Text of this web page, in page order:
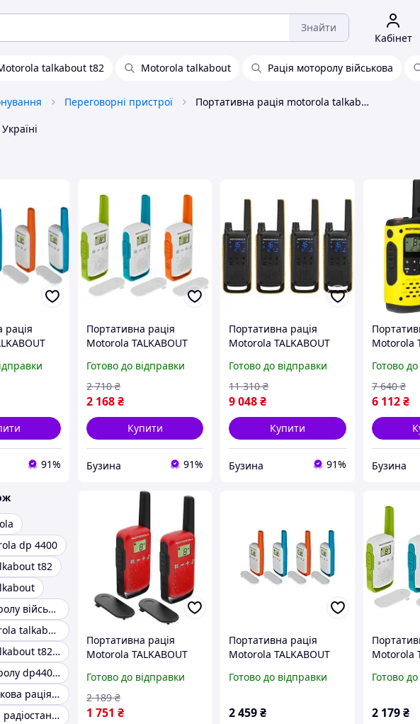
Знайти
Кабінет
talkabout t82 Motorola talkabout Рація моторолу військова
Переговорні пристрої Портативна рація motorola talkabout
рація
91%
Портативна рація
Motorola TALKABOUT
B4P00811MDKMAW
buzyna
Готово до відправки
2 168₴
2 710 ₴
Купити
Бузина 91%
Портативна рація
Motorola TALKABOUT
Yellow Black
5031753007218 buzyna
Готово до відправки
9 048₴
11 310 ₴
Купити
Бузина 91%
Motorola
buzyna
Готово
6 112 ₴
7 640 ₴
Бузина
dp 4400
t82
Рація моторолу військова
Рація motorola talkabout
Motorola talkabout t82 extreme quad
Рація моторолу dp4400e
Рація Військова рація Motorola
Портативні радіостанції Motorola
Портативна рація
Motorola TALKABOUT
B4P00811RDKMAW
buzyna
Готово до відправки
1 751 ₴
2 189 ₴
Портативна рація
Motorola TALKABOUT
(B4P00811MDKMAQ)
Готово до відправки
2 459₴
Motorola
Готово
2 179 ₴